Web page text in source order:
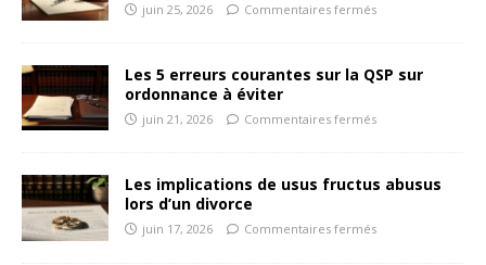
juin 25, 2026 Commentaires fermés
Les 5 erreurs courantes sur la QSP sur
ordonnance à éviter
juin 21, 2026 Commentaires fermés
Les implications de usus fructus abusus
lors d’un divorce
juin 17, 2026 Commentaires fermés